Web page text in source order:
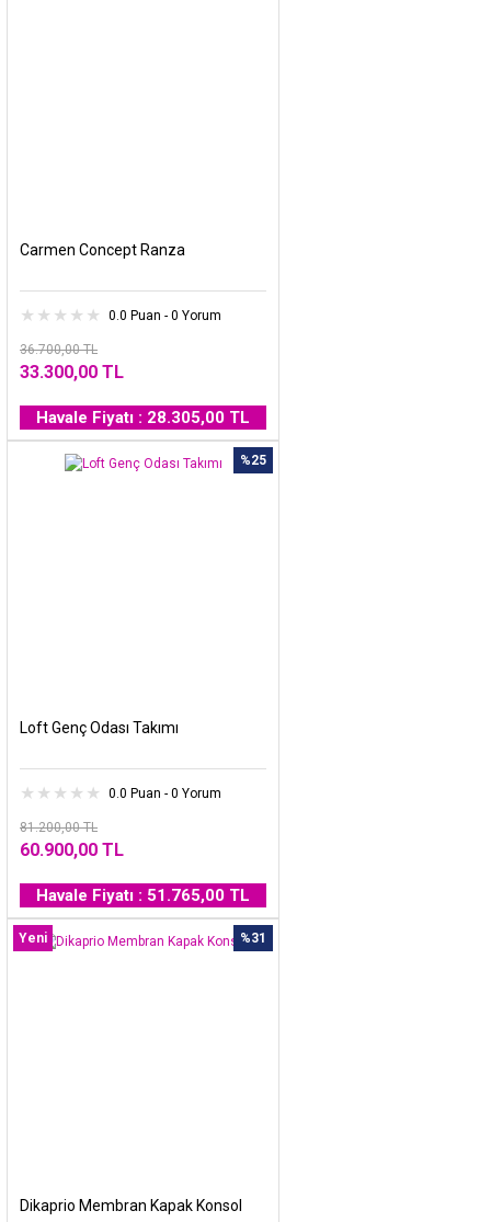
Carmen Concept Ranza
0.0 Puan - 0 Yorum
36.700,00 TL
33.300,00 TL
Havale Fiyatı : 28.305,00 TL
%25
Loft Genç Odası Takımı
0.0 Puan - 0 Yorum
81.200,00 TL
60.900,00 TL
Havale Fiyatı : 51.765,00 TL
%31
Yeni
Dikaprio Membran Kapak Konsol